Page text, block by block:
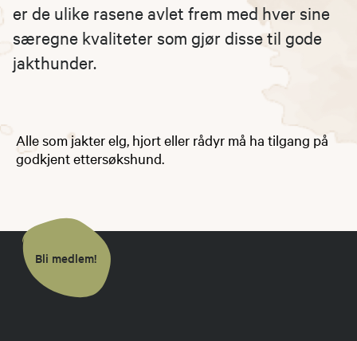
er de ulike rasene avlet frem med hver sine
særegne kvaliteter som gjør disse til gode
jakthunder.
Alle som jakter elg, hjort eller rådyr må ha tilgang på
godkjent ettersøkshund.
Bli medlem!